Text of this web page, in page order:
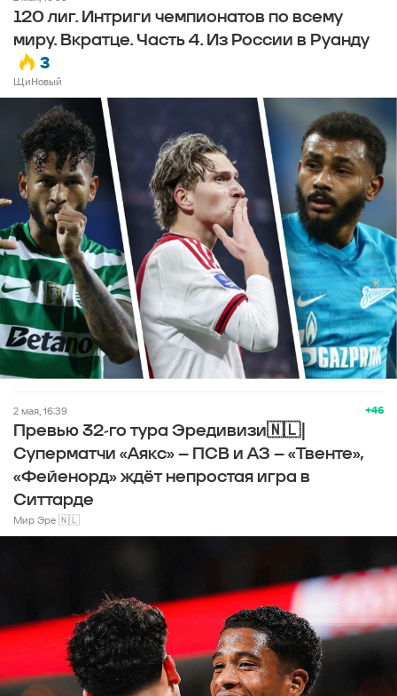
120 лиг. Интриги чемпионатов по всему
миру. Вкратце. Часть 4. Из России в Руанду
3
ЩиНовый
+46
2 мая, 16:39
Превью 32-го тура Эредивизи🇳🇱|
Суперматчи «Аякс» – ПСВ и АЗ – «Твенте»,
«Фейенорд» ждёт непростая игра в
Ситтарде
Мир Эре 🇳🇱